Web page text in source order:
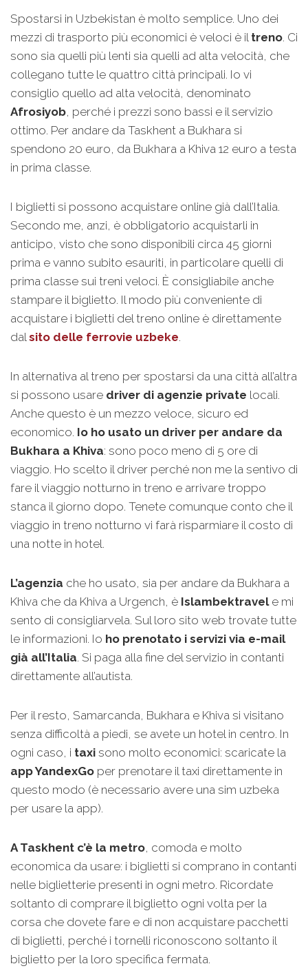
Spostarsi in Uzbekistan è molto semplice. Uno dei
mezzi di trasporto più economici è veloci è il treno. Ci
sono sia quelli più lenti sia quelli ad alta velocità, che
collegano tutte le quattro città principali. Io vi
consiglio quello ad alta velocità, denominato
Afrosiyob, perché i prezzi sono bassi e il servizio
ottimo. Per andare da Taskhent a Bukhara si
spendono 20 euro, da Bukhara a Khiva 12 euro a testa
in prima classe.
I biglietti si possono acquistare online già dall’Italia.
Secondo me, anzi, è obbligatorio acquistarli in
anticipo, visto che sono disponibili circa 45 giorni
prima e vanno subito esauriti, in particolare quelli di
prima classe sui treni veloci. È consigliabile anche
stampare il biglietto. Il modo più conveniente di
acquistare i biglietti del treno online è direttamente
dalsito delle ferrovie uzbeke.
In alternativa al treno per spostarsi da una città all’altra
si possono usare driver di agenzie private locali.
Anche questo è un mezzo veloce, sicuro ed
economico. Io ho usato un driver per andare da
Bukhara a Khiva: sono poco meno di 5 ore di
viaggio. Ho scelto il driver perché non me la sentivo di
fare il viaggio notturno in treno e arrivare troppo
stanca il giorno dopo. Tenete comunque conto che il
viaggio in treno notturno vi farà risparmiare il costo di
una notte in hotel.
L’agenzia che ho usato, sia per andare da Bukhara a
Khiva che da Khiva a Urgench, è Islambektravele mi
sento di consigliarvela. Sul loro sito web trovate tutte
le informazioni. Io ho prenotato i servizi via e-mail
già all’Italia. Si paga alla fine del servizio in contanti
direttamente all’autista.
Per il resto, Samarcanda, Bukhara e Khiva si visitano
senza difficoltà a piedi, se avete un hotel in centro. In
ogni caso, i taxi sono molto economici: scaricate la
app YandexGo per prenotare il taxi direttamente in
questo modo (è necessario avere una sim uzbeka
per usare la app).
A Taskhent c’è la metro, comoda e molto
economica da usare: i biglietti si comprano in contanti
nelle biglietterie presenti in ogni metro. Ricordate
soltanto di comprare il biglietto ogni volta per la
corsa che dovete fare e di non acquistare pacchetti
di biglietti, perché i tornelli riconoscono soltanto il
biglietto per la loro specifica fermata.